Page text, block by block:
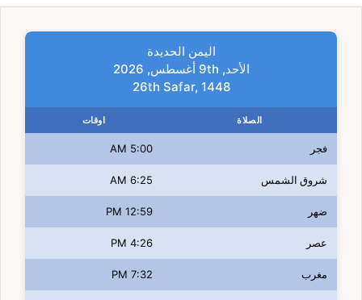
اليمن الحديدة
الأحد, 9th أغسطس, 2026
26th Safar, 1448
الصلاة اوقات
فجر 5:00 AM
شروق الشمس 6:25 AM
ضهر 12:59 PM
عصر 4:26 PM
مغرب 7:32 PM